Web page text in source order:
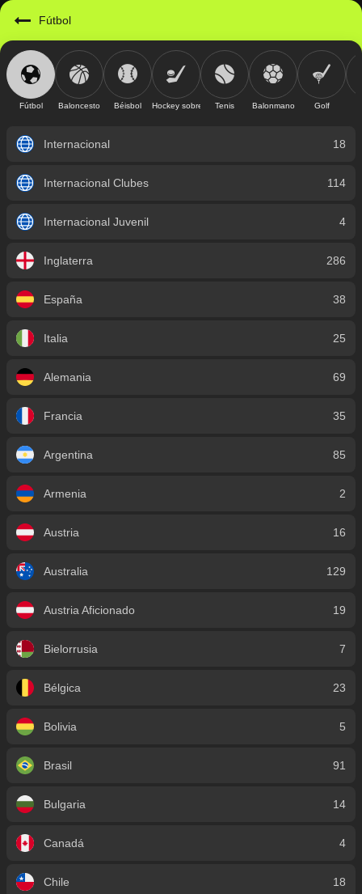
Fútbol
Fútbol Baloncesto Béisbol Hockey sobre hieloTenis Balonmano Golf
Internacional 18
Internacional Clubes 114
Internacional Juvenil 4
Inglaterra 286
España 38
Italia 25
Alemania 69
Francia 35
Argentina 85
Armenia 2
Austria 16
Australia 129
Austria Aficionado 19
Bielorrusia 7
Bélgica 23
Bolivia 5
Brasil 91
Bulgaria 14
Canadá 4
Chile 18
https://mobile.geniusbet.sv/sport/detail/futbol?id=1